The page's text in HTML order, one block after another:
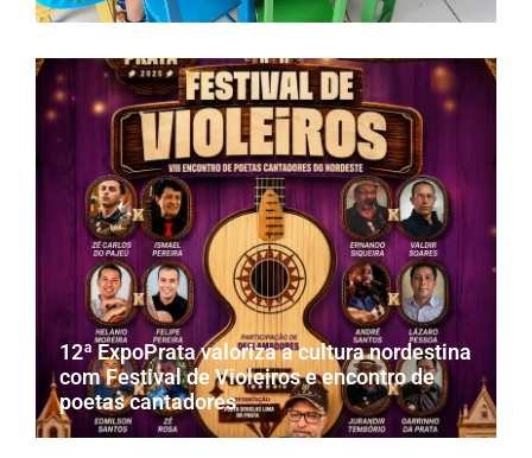
12ª ExpoPrata valoriza a cultura nordestina
com Festival de Violeiros e encontro de
poetas cantadores